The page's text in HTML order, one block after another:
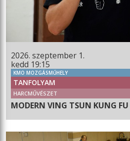
2026. szeptember 1.
kedd 19:15
KMO MOZGÁSMŰHELY
TANFOLYAM
HARCMŰVÉSZET
MODERN VING TSUN KUNG FU